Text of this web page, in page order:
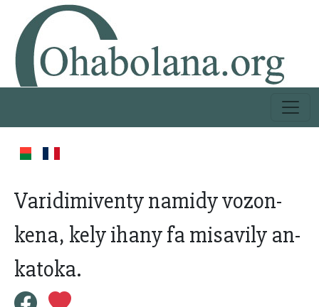
Varidimiventy namidy vozon-
kena, kely ihany fa misavily an-
katoka.